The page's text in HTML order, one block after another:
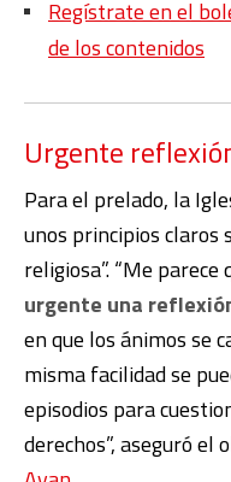
Regístrate en el
de los contenidos
Urgente
Para el prelado, la
unos principios claros
religiosa”. “Me
urgente una
en que los ánimos se
misma facilidad se
episodios para
derechos”, aseguró el